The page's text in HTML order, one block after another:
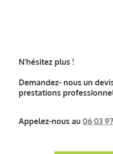
N'hésitez plus !
Demandez- nous un
prestations
Appelez-nous au 06 03